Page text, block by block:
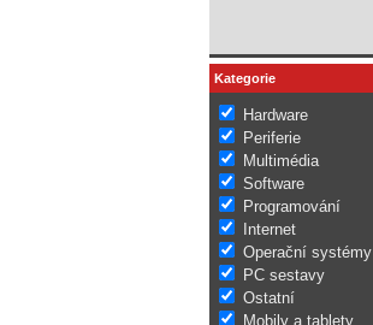
Kategorie
Hardware
Periferie
Multimédia
Software
Programování
Internet
Operační systémy
PC sestavy
Ostatní
Mobily a tablety